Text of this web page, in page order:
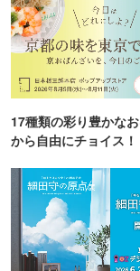
17種類の彩り豊かな
から自由にチョイス！